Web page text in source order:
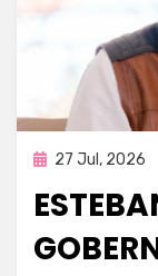
Publicada
27 Jul, 2026